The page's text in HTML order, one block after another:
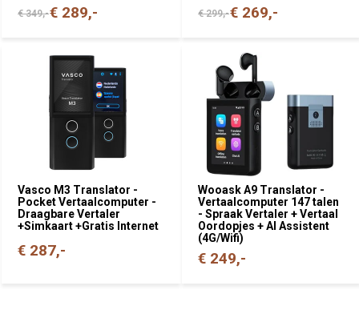
€ 349,-€ 289,- € 299,-€ 269,-
Vasco M3 Translator -
Pocket Vertaalcomputer -
Draagbare Vertaler
+Simkaart +Gratis Internet
€ 287,-
Wooask A9 Translator -
Vertaalcomputer 147 talen
- Spraak Vertaler + Vertaal
Oordopjes + AI Assistent
(4G/Wifi)
€ 249,-